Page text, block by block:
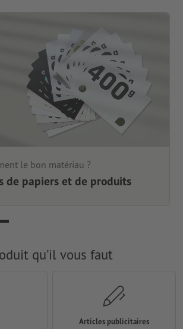
le bon matériau ?
de papiers et de produits
qu’il vous faut
Articles publicitaires